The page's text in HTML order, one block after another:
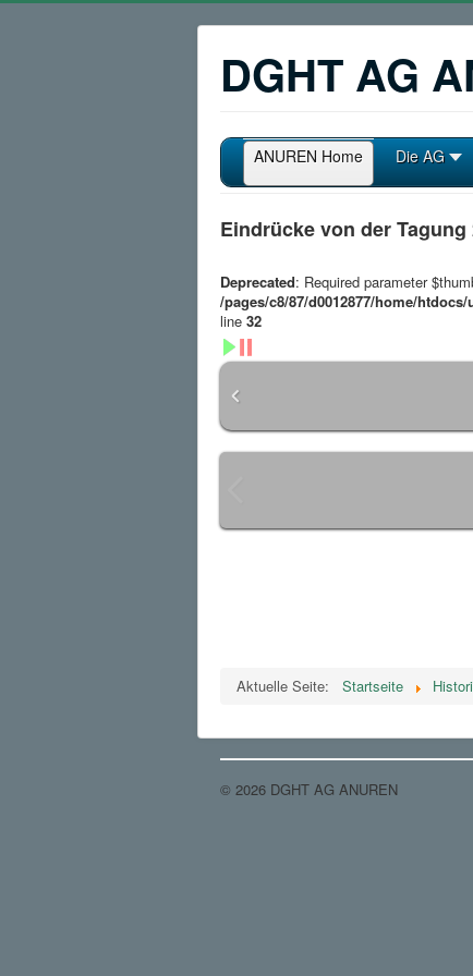
DGHT AG
ANUREN Home Die AG
Eindrücke von der Tagung
Deprecated: Required parameter
/pages/c8/87/d0012877/home/
line 32
Aktuelle Seite: Startseite
© 2026 DGHT AG ANUREN